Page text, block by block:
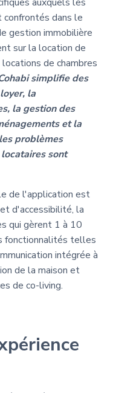
dans le
gestion immobilière
sur la location de
de chambres
simplifie des
la
la gestion des
et la
problèmes
sont
de l'application est
d'accessibilité, la
qui gèrent 1 à 10
fonctionnalités telles
intégrée à
de la maison et
de co-living.